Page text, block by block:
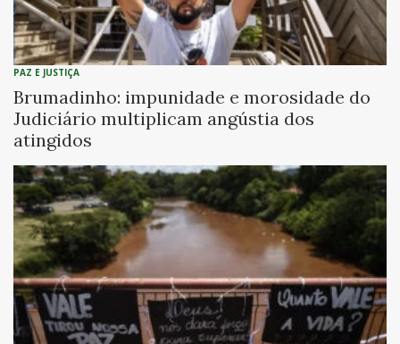
PAZ E JUSTIÇA
Brumadinho: impunidade e morosidade do
Judiciário multiplicam angústia dos
atingidos